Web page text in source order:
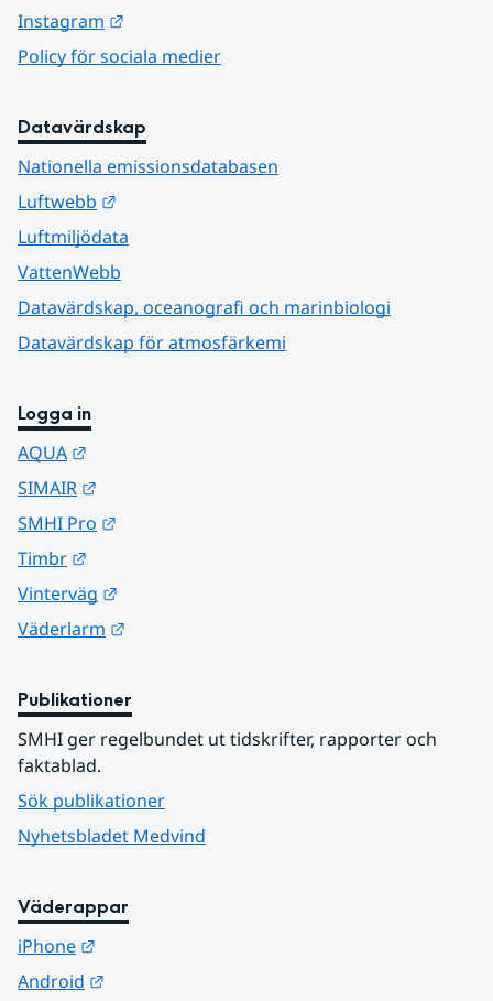
Instagram
Policy för sociala medier
Datavärdskap
Nationella emissionsdatabasen
Luftwebb
Luftmiljödata
VattenWebb
Datavärdskap, oceanografi och marinbiologi
Datavärdskap för atmosfärkemi
Logga in
AQUA
SIMAIR
SMHI Pro
Timbr
Vinterväg
Väderlarm
Publikationer
SMHI ger regelbundet ut tidskrifter, rapporter och
faktablad.
Sök publikationer
Nyhetsbladet Medvind
Väderappar
iPhone
Android